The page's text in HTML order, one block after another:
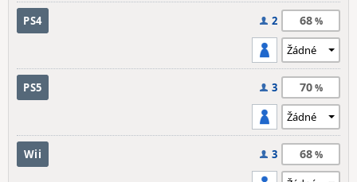
PS4 2 68
PS5 3 70
Wii 3 68